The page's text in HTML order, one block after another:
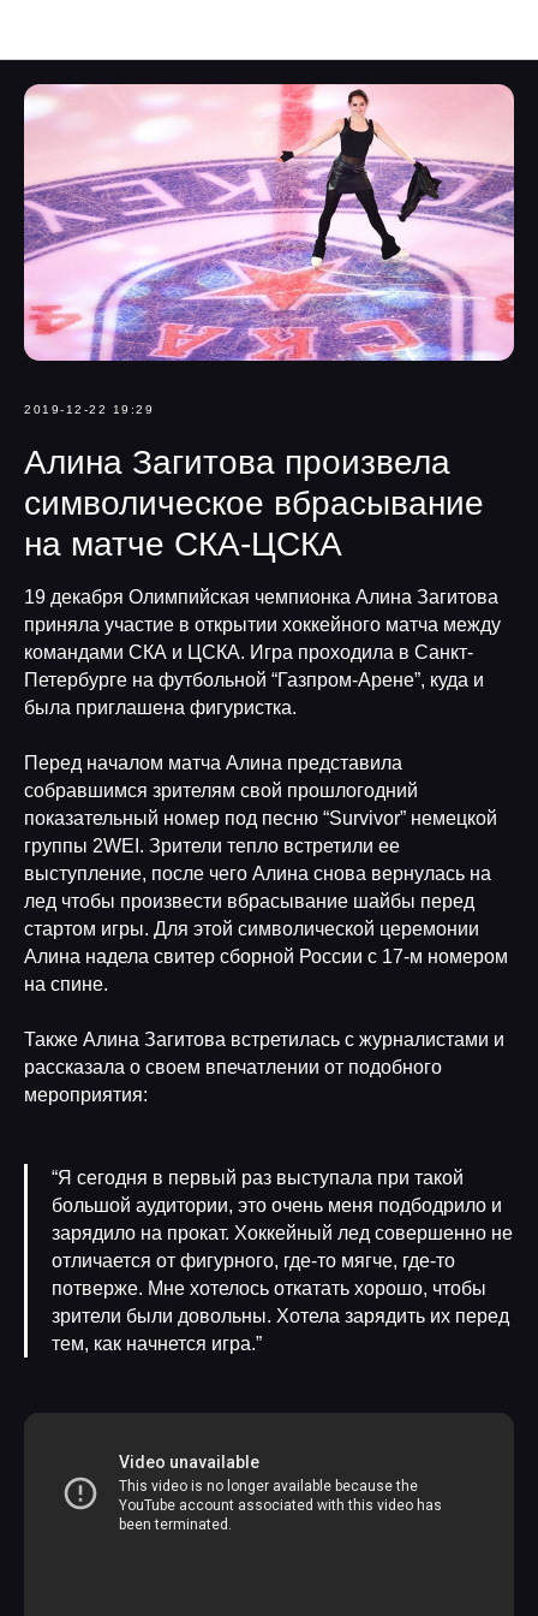
2019-12-22 19:29
Алина Загитова произвела
символическое вбрасывание
на матче СКА-ЦСКА
19 декабря Олимпийская чемпионка Алина Загитова
приняла участие в открытии хоккейного матча между
командами СКА и ЦСКА. Игра проходила в Санкт-
Петербурге на футбольной “Газпром-Арене”, куда и
была приглашена фигуристка.
Перед началом матча Алина представила
собравшимся зрителям свой прошлогодний
показательный номер под песню “Survivor” немецкой
группы 2WEI. Зрители тепло встретили ее
выступление, после чего Алина снова вернулась на
лед чтобы произвести вбрасывание шайбы перед
стартом игры. Для этой символической церемонии
Алина надела свитер сборной России с 17-м номером
на спине.
Также Алина Загитова встретилась с журналистами и
рассказала о своем впечатлении от подобного
мероприятия:
“Я сегодня в первый раз выступала при такой
большой аудитории, это очень меня подбодрило и
зарядило на прокат. Хоккейный лед совершенно не
отличается от фигурного, где-то мягче, где-то
потверже. Мне хотелось откатать хорошо, чтобы
зрители были довольны. Хотела зарядить их перед
тем, как начнется игра.”